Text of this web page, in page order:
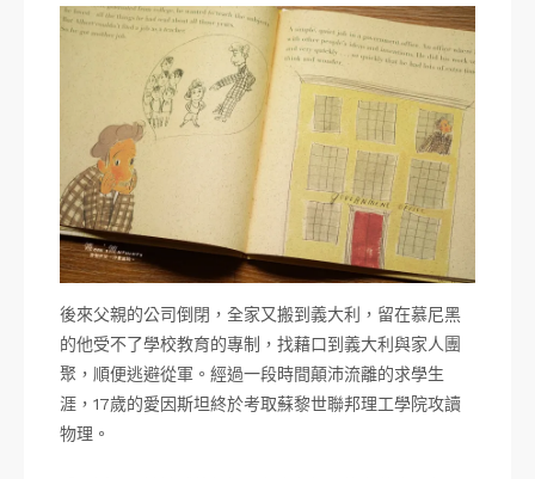
後來父親的公司倒閉，全家又搬到義大利，留在慕尼黑
的他受不了學校教育的專制，找藉口到義大利與家人團
聚，順便逃避從軍。經過一段時間顛沛流離的求學生
涯，17歲的愛因斯坦終於考取蘇黎世聯邦理工學院攻讀
物理。